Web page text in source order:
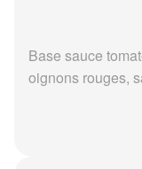
Base sauce
oignons rouges,